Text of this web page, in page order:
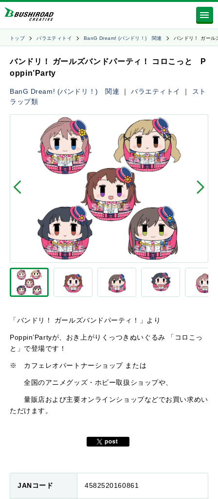
トップ バラエティトイ BanG Dream! (バンドリ！) 関連 バンドリ！ ガー
バンドリ！ ガールズバンドパーティ！ コロこっと P
oppin’Party
BanG Dream! (バンドリ！) 関連 ｜バラエティトイ ｜
スト
ラップ類
「バンドリ！ ガールズバンドパーティ！」より
Poppin’Partyが、おき上がりくっつきぬいぐるみ 「コロこっ
と」で登場です！
※ カフェレオパートナーショップ または
全国のアニメグッズ・ホビー取扱ショップや、
量販店および主要オンラインショップなどでお買い求めい
ただけます。
JANコード 4582520160861